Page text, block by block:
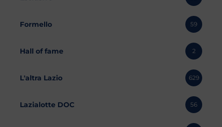
Formello 59
Hall of fame 2
L'altra Lazio 629
Lazialotte DOC 56